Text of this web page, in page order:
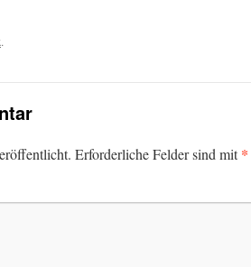
.
Erforderliche Felder sind mit*